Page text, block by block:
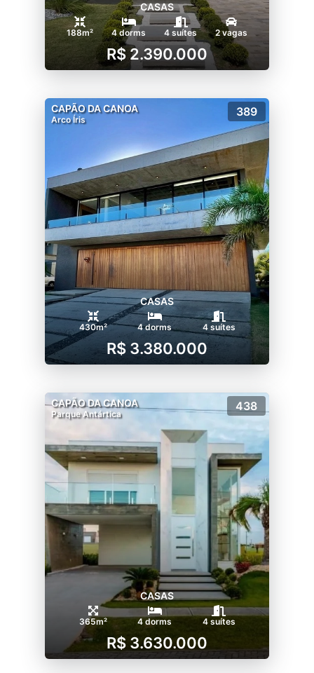
CASAS
188m² 4 dorms 4 suítes 2 vagas
R$ 2.390.000
CAPÃO DA CANOA
Arco Íris
389
CASAS
430m² 4 dorms 4 suítes
R$ 3.380.000
CAPÃO DA CANOA
Parque Antártica
438
CASAS
365m² 4 dorms 4 suítes
R$ 3.630.000